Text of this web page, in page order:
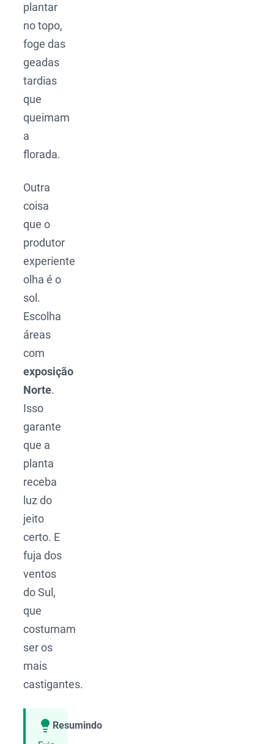
plantar
no topo,
foge das
geadas
tardias
que
queimam
a
florada.
Outra
coisa
que o
produtor
experiente
olha é o
sol.
Escolha
áreas
com
exposição
Norte.
Isso
garante
que a
planta
receba
luz do
jeito
certo. E
fuja dos
ventos
do Sul,
que
costumam
ser os
mais
castigantes.
Resumindo